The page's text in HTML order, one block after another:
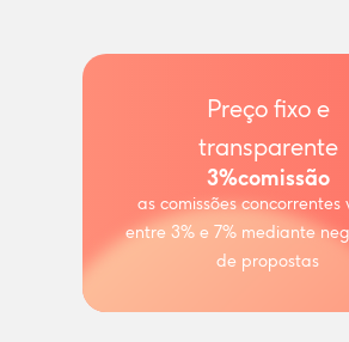
Preço fixo e
transparente
3%comissão
as comissões concorrentes
entre 3% e 7% mediante
de propostas